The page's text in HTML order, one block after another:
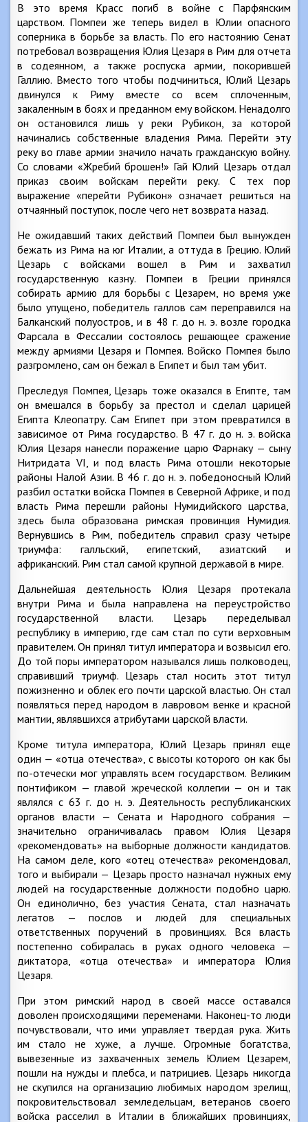
В это время Красс погиб в войне с Парфянским
царством. Помпеи же теперь видел в Юлии опасного
соперника в борьбе за власть. По его настоянию Сенат
потребовал возвращения Юлия Цезаря в Рим для отчета
в содеянном, а также роспуска армии, покорившей
Галлию. Вместо того чтобы подчиниться, Юлий Цезарь
двинулся к Риму вместе со всем сплоченным,
закаленным в боях и преданном ему войском. Ненадолго
он остановился лишь у реки Рубикон, за которой
начинались собственные владения Рима. Перейти эту
реку во главе армии значило начать гражданскую войну.
Со словами «Жребий брошен!» Гай Юлий Цезарь отдал
приказ своим войскам перейти реку. С тех пор
выражение «перейти Рубикон» означает решиться на
отчаянный поступок, после чего нет возврата назад.
Не ожидавший таких действий Помпеи был вынужден
бежать из Рима на юг Италии, а оттуда в Грецию. Юлий
Цезарь с войсками вошел в Рим и захватил
государственную казну. Помпеи в Греции принялся
собирать армию для борьбы с Цезарем, но время уже
было упущено, победитель галлов сам переправился на
Балканский полуостров, и в 48 г. до н. э. возле городка
Фарсала в Фессалии состоялось решающее сражение
между армиями Цезаря и Помпея. Войско Помпея было
разгромлено, сам он бежал в Египет и был там убит.
Преследуя Помпея, Цезарь тоже оказался в Египте, там
он вмешался в борьбу за престол и сделал царицей
Египта Клеопатру. Сам Египет при этом превратился в
зависимое от Рима государство. В 47 г. до н. э. войска
Юлия Цезаря нанесли поражение царю Фарнаку — сыну
Нитридата VI, и под власть Рима отошли некоторые
районы Налой Азии. В 46 г. до н. э. победоносный Юлий
разбил остатки войска Помпея в Северной Африке, и под
власть Рима перешли районы Нумидийского царства,
здесь была образована римская провинция Нумидия.
Вернувшись в Рим, победитель справил сразу четыре
триумфа: галльский, египетский, азиатский и
африканский. Рим стал самой крупной державой в мире.
Дальнейшая деятельность Юлия Цезаря протекала
внутри Рима и была направлена на переустройство
государственной власти. Цезарь переделывал
республику в империю, где сам стал по сути верховным
правителем. Он принял титул императора и возвысил его.
До той поры императором назывался лишь полководец,
справивший триумф. Цезарь стал носить этот титул
пожизненно и облек его почти царской властью. Он стал
появляться перед народом в лавровом венке и красной
мантии, являвшихся атрибутами царской власти.
Кроме титула императора, Юлий Цезарь принял еще
один — «отца отечества», с высоты которого он как бы
по-отечески мог управлять всем государством. Великим
понтификом — главой жреческой коллегии — он и так
являлся с 63 г. до н. э. Деятельность республиканских
органов власти — Сената и Народного собрания —
значительно ограничивалась правом Юлия Цезаря
«рекомендовать» на выборные должности кандидатов.
На самом деле, кого «отец отечества» рекомендовал,
того и выбирали — Цезарь просто назначал нужных ему
людей на государственные должности подобно царю.
Он единолично, без участия Сената, стал назначать
легатов — послов и людей для специальных
ответственных поручений в провинциях. Вся власть
постепенно собиралась в руках одного человека —
диктатора, «отца отечества» и императора Юлия
Цезаря.
При этом римский народ в своей массе оставался
доволен происходящими переменами. Наконец-то люди
почувствовали, что ими управляет твердая рука. Жить
им стало не хуже, а лучше. Огромные богатства,
вывезенные из захваченных земель Юлием Цезарем,
пошли на нужды и плебса, и патрициев. Цезарь никогда
не скупился на организацию любимых народом зрелищ,
покровительствовал земледельцам, ветеранов своего
войска расселил в Италии в ближайших провинциях,